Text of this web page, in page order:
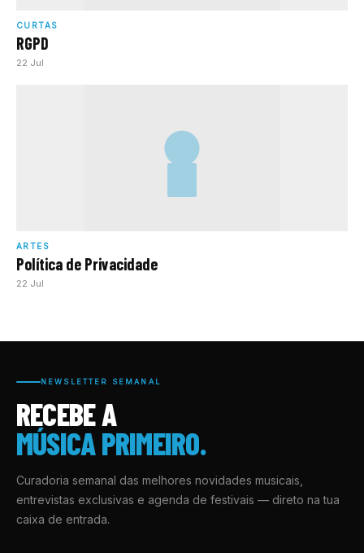
CURTAS
RGPD
22 Jul
ARTES
Política de Privacidade
22 Jul
NEWSLETTER SEMANAL
RECEBE A
MÚSICA PRIMEIRO.
Curadoria semanal das melhores novidades musicais,
entrevistas exclusivas e agenda de festivais — direto na tua
caixa de entrada.